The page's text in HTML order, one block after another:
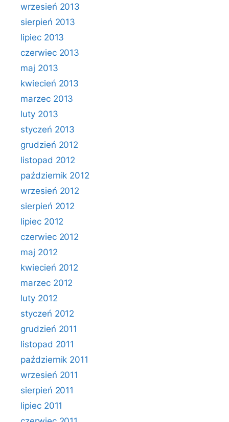
wrzesień 2013
sierpień 2013
lipiec 2013
czerwiec 2013
maj 2013
kwiecień 2013
marzec 2013
luty 2013
styczeń 2013
grudzień 2012
listopad 2012
październik 2012
wrzesień 2012
sierpień 2012
lipiec 2012
czerwiec 2012
maj 2012
kwiecień 2012
marzec 2012
luty 2012
styczeń 2012
grudzień 2011
listopad 2011
październik 2011
wrzesień 2011
sierpień 2011
lipiec 2011